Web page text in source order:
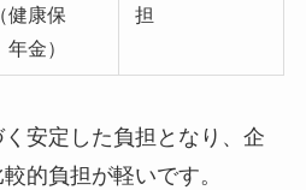
健康保
年金）
担
安定した負担となり、企
的負担が軽いです。